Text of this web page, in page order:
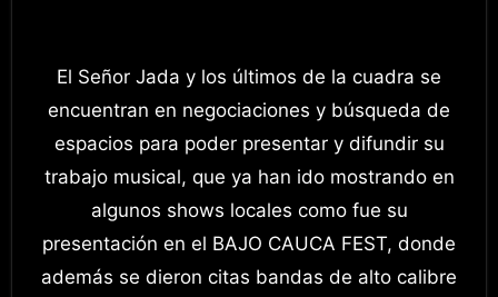
El Señor Jada y los últimos de la cuadra se
encuentran en negociaciones y búsqueda de
espacios para poder presentar y difundir su
trabajo musical, que ya han ido mostrando en
algunos shows locales como fue su
presentación en el BAJO CAUCA FEST, donde
además se dieron citas bandas de alto calibre